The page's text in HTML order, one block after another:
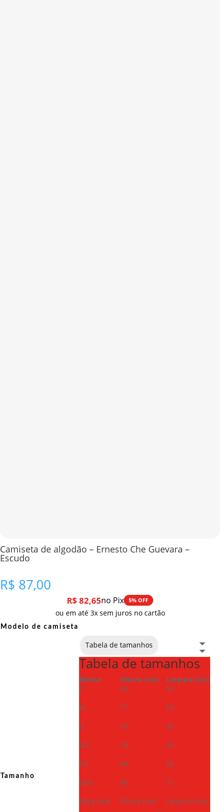
Camiseta de algodão – Ernesto Che Guevara –
Escudo
R$ 87,00
R$ 82,65no Pix 5% OFF
ou em até 3x sem juros no cartão
Modelo de camiseta
Tamanho
Tabela de tamanhos
Tabela de tamanhos
Básica Altura (cm)
Largura (cm)
P
69
50
M
71
53
G
72
56
GG
74
59
EG
84
66
EGG
86
72
Baby look
Altura (cm)
Largura (cm)